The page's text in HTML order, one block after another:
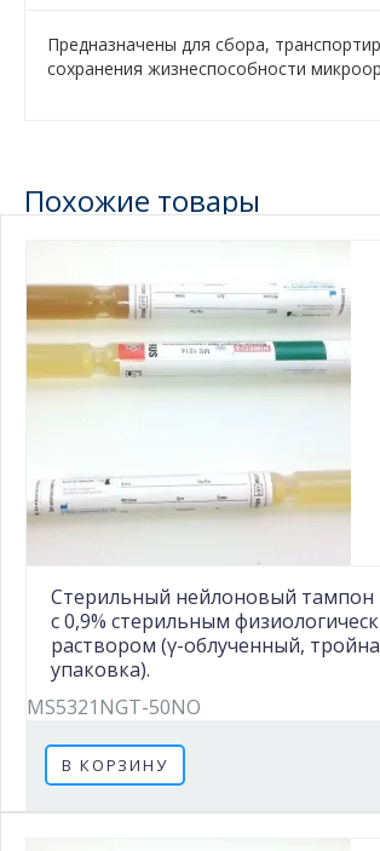
Предназначены для сбора,
сохранения жизнеспособности
Похожие товары
Стерильный нейлоновый
с 0,9% стерильным
раствором (γ-облученный,
упаковка).
MS5321NGT-50NO
В КОРЗИНУ